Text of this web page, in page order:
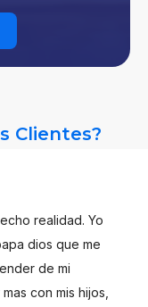
Clientes?
realidad. Yo
dios que me
de mi
con mis hijos,